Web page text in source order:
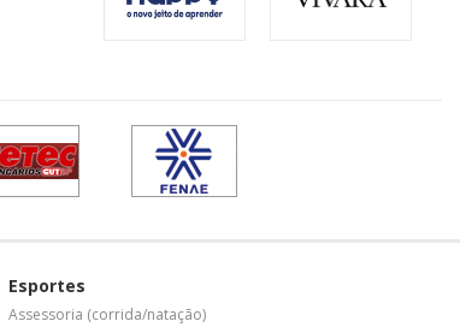
Esportes
Assessoria (corrida/natação)